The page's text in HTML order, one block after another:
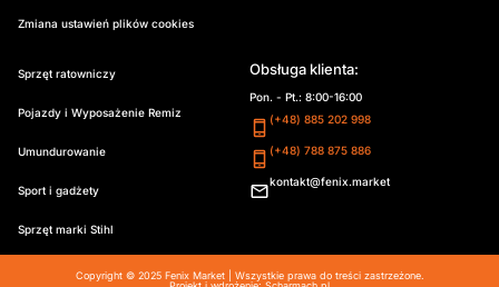
Zmiana ustawień plików cookies
Sprzęt ratowniczy
Pojazdy i Wyposażenie Remiz
Umundurowanie
Sport i gadżety
Sprzęt marki Stihl
Obsługa klienta:
Pon. - Pt.: 8:00-16:00
(+48) 885 202 998
(+48) 788 875 886
kontakt@fenix.market
Copyright © 2025 Fenix Market | Wszystkie prawa do treści zastrzeżone.